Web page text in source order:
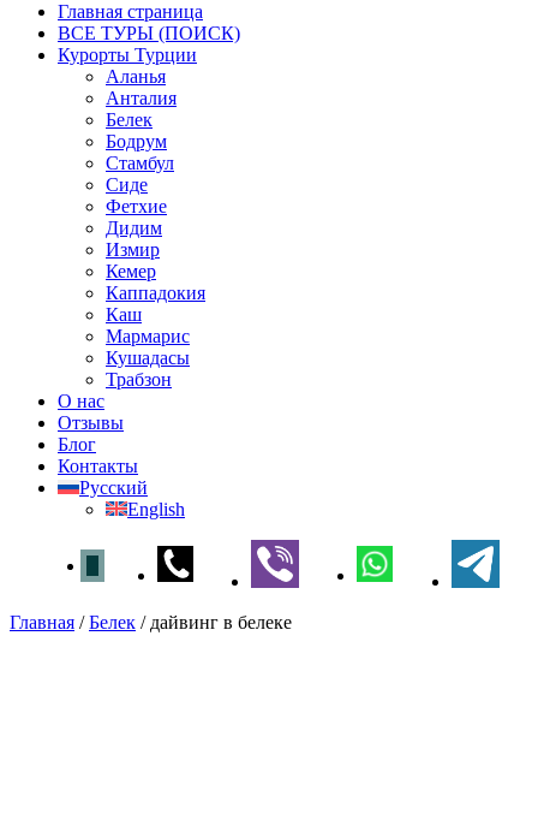
Главная страница
ВСЕ ТУРЫ (ПОИСК)
Курорты Турции
Аланья
Анталия
Белек
Бодрум
Стамбул
Сиде
Фетхие
Дидим
Измир
Кемер
Каппадокия
Каш
Мармарис
Кушадасы
Трабзон
О нас
Отзывы
Блог
Контакты
Русский
English
Главная /Белек / дайвинг в белеке